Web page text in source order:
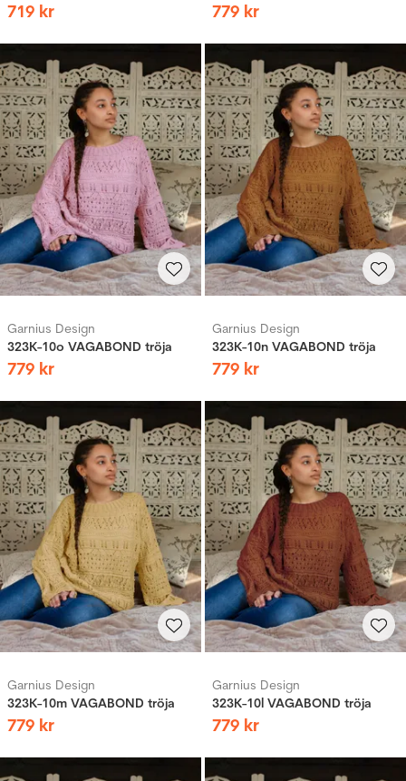
719 kr 779 kr
Garnius Design
323K-10o VAGABOND tröja
779 kr
Garnius Design
323K-10n VAGABOND tröja
779 kr
Garnius Design
323K-10m VAGABOND tröja
779 kr
Garnius Design
323K-10l VAGABOND tröja
779 kr